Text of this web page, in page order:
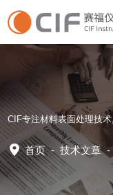
首页-技术文章